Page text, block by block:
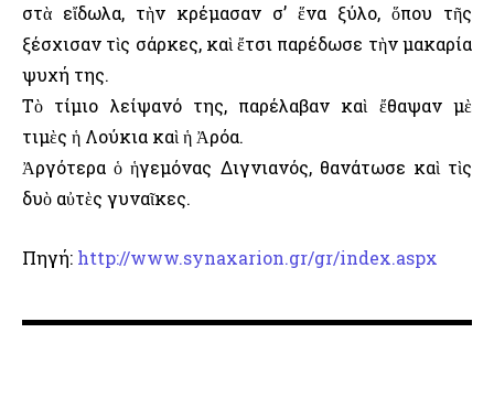
στὰ εἴδωλα, τὴν κρέμασαν σ’ ἕνα ξύλο, ὅπου τῆς
ξέσχισαν τὶς σάρκες, καὶ ἔτσι παρέδωσε τὴν μακαρία
ψυχή της.
Τὸ τίμιο λείψανό της, παρέλαβαν καὶ ἔθαψαν μὲ
τιμὲς ἡ Λούκια καὶ ἡ Ἀρόα.
Ἀργότερα ὁ ἡγεμόνας Διγνιανός, θανάτωσε καὶ τὶς
δυὸ αὐτὲς γυναῖκες.
Πηγή: http://www.synaxarion.gr/gr/index.aspx